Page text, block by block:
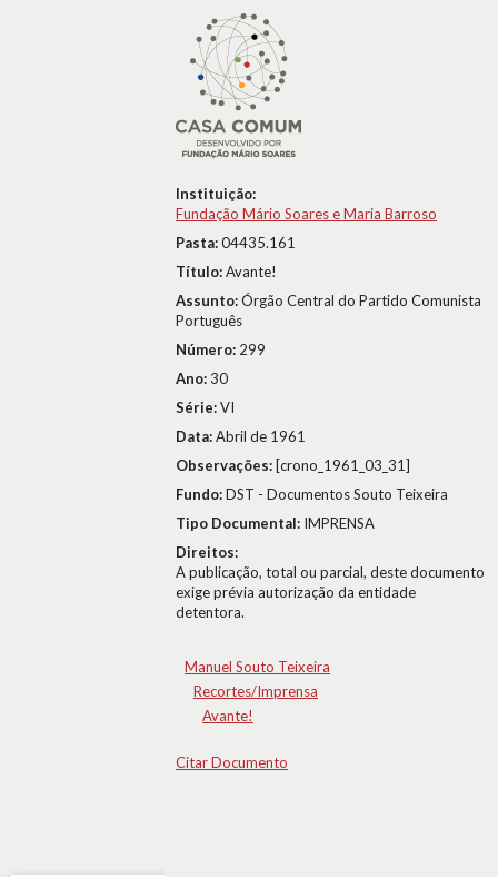
Instituição:
Fundação Mário Soares e Maria Barroso
Pasta:04435.161
Título:Avante!
Assunto:Órgão Central do Partido Comunista
Português
Número: 299
Ano:30
Série:VI
Data:Abril de 1961
Observações: [crono_1961_03_31]
Fundo:DST - Documentos Souto Teixeira
Tipo Documental: IMPRENSA
Direitos:
A publicação, total ou parcial, deste documento
exige prévia autorização da entidade
detentora.
Manuel Souto Teixeira
Recortes/Imprensa
Avante!
Citar Documento